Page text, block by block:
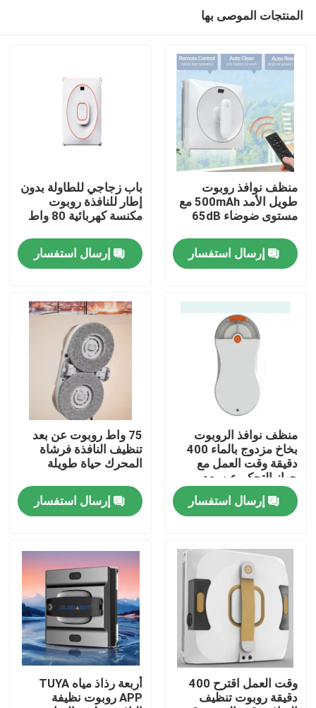
منتجات
أشرطة فيديو
معلومات عنا
جولة في المعمل
اطلب اقتباس
الروبوت مكنسة كهربائية
منظف ​​نوافذ الروبوت
المنتجات الموصى بها
منظف نوافذ روبوت
طويل الأمد 500mAh مع
مستوى ضوضاء 65dB
إرسال استفسار
باب زجاجي للطاولة بدون
إطار للنافذة روبوت
مكنسة كهربائية 80 واط
إرسال استفسار
منظف ​​نوافذ الروبوت
بخاخ مزدوج بالماء 400
دقيقة وقت العمل مع
جهاز التحكم عن بعد
إرسال استفسار
75 واط روبوت عن بعد
تنظيف النافذة فرشاة
المحرك حياة طويلة
إرسال استفسار
وقت العمل اقترح 400
دقيقة روبوت تنظيف
أربعة رذاذ مياه TUYA
APP روبوت نظيفة